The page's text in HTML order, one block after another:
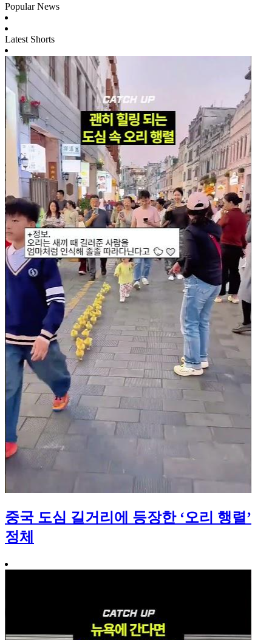
Popular News
Latest Shorts
중국 도심 길거리에 등장한 ‘오리 행렬’
정체